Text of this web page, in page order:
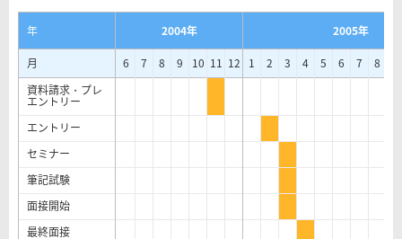
年 2004年
2005年
月
6 7 8 9 10 11 12 1 2 3 4 5 6 7 8
資料請求・プレ
エントリー
エントリー
セミナー
筆記試験
面接開始
最終面接